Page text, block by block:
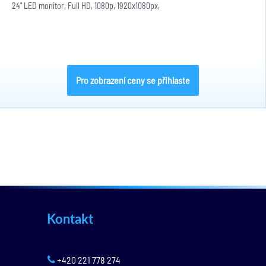
24" LED monitor, Full HD, 1080p, 1920x1080px,
Pro zobrazení ceny se přihlaste
Kontakt
+420 221 778 274